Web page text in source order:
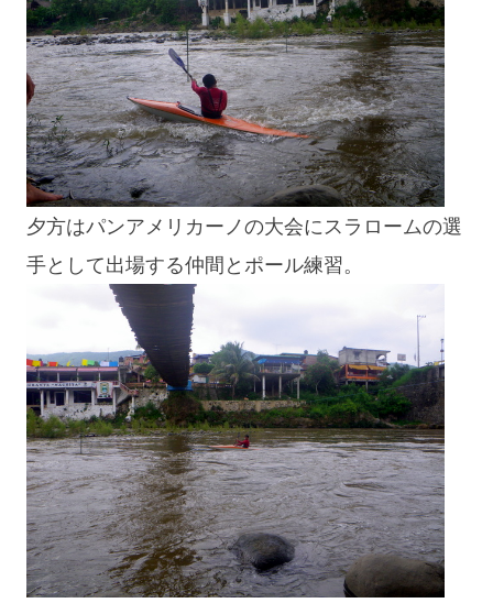
夕方はパンアメリカーノの大会にスラロームの選
手として出場する仲間とポール練習。